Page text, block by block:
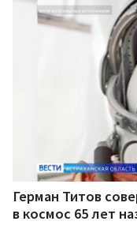
Герман Титов
в космос 65 лет